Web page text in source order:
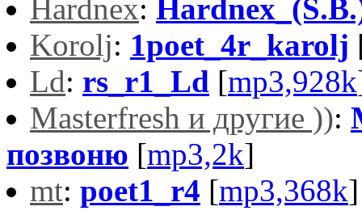
Hardnex:
Korolj: 1poet_4r_karolj
Ld: rs_r1_Ld [mp3,928k
Masterfresh и другие )):
позвоню [mp3,2k]
mt: poet1_r4 [mp3,368k]